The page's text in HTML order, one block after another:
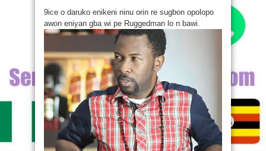
9ice o daruko enikeni ninu orin re sugbon opolopo
awon eniyan gba wi pe Ruggedman lo n bawi.